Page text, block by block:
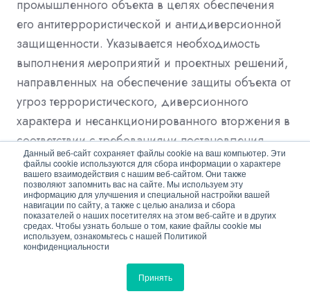
Данный веб-сайт сохраняет файлы cookie на ваш компьютер. Эти
файлы cookie используются для сбора информации о характере
вашего взаимодействия с нашим веб-сайтом. Они также
позволяют запомнить вас на сайте. Мы используем эту
информацию для улучшения и специальной настройки вашей
навигации по сайту, а также с целью анализа и сбора
показателей о наших посетителях на этом веб-сайте и в других
средах. Чтобы узнать больше о том, какие файлы cookie мы
используем, ознакомьтесь с нашей Политикой
конфиденциальности
Принять
промышленного объекта в целях обеспечения
его антитеррористической и антидиверсионной
защищенности. Указывается необходимость
выполнения мероприятий и проектных решений,
направленных на обеспечение защиты объекта от
угроз террористического, диверсионного
характера и несанкционированного вторжения в
соответствии с требованиями постановления
Правительства Российской Федерации от 1
марта 2024 г. № 258 "Об утверждении
требований к антитеррористической
защищенности объектов (территорий)
промышленности, находящихся в ведении или
относящихся к сфере деятельности министерства
промышленности и торговли РФ, и формы
паспорта безопасности этих объектов